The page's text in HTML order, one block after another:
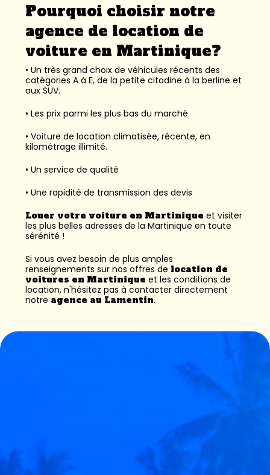
Pourquoi choisir notre
agence de location de
voiture en Martinique?
• Un très grand choix de véhicules récents des
catégories A à E, de la petite citadine à la berline et
aux SUV.
• Les prix parmi les plus bas du marché
• Voiture de location climatisée, récente, en
kilométrage illimité.
• Un service de qualité
• Une rapidité de transmission des devis
Louer votre voiture en Martinique et visiter
les plus belles adresses de la Martinique en toute
sérénité !
Si vous avez besoin de plus amples
renseignements sur nos offres de location de
voitures en Martinique et les conditions de
location, n'hésitez pas à contacter directement
notre agence au Lamentin.